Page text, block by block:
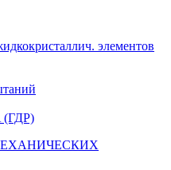
элементов
(ГДР)